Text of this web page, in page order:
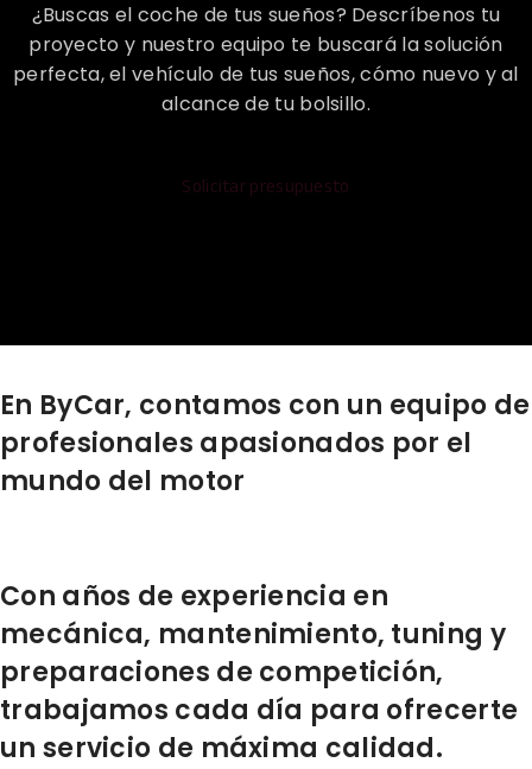
¿Buscas el coche de tus sueños? Descríbenos tu
proyecto y nuestro equipo te buscará la solución
perfecta, el vehículo de tus sueños, cómo nuevo y al
alcance de tu bolsillo.
Solicitar presupuesto
En ByCar, contamos con un equipo de
profesionales apasionados por el
mundo del motor
Con años de experiencia en
mecánica, mantenimiento, tuning y
preparaciones de competición,
trabajamos cada día para ofrecerte
un servicio de máxima calidad.